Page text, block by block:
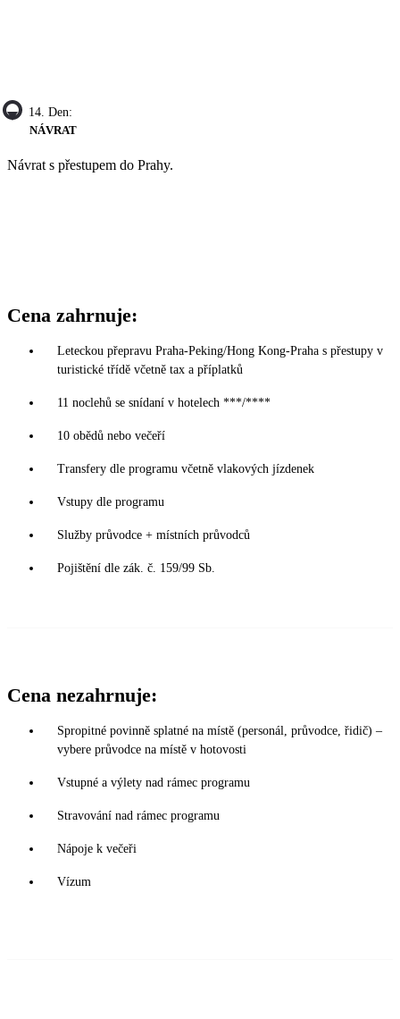
14. Den:
NÁVRAT
Návrat s přestupem do Prahy.
Cena zahrnuje:
Leteckou přepravu Praha-Peking/Hong Kong-Praha s přestupy v
turistické třídě včetně tax a příplatků
11 noclehů se snídaní v hotelech ***/****
10 obědů nebo večeří
Transfery dle programu včetně vlakových jízdenek
Vstupy dle programu
Služby průvodce + místních průvodců
Pojištění dle zák. č. 159/99 Sb.
Cena nezahrnuje:
Spropitné povinně splatné na místě (personál, průvodce, řidič) –
vybere průvodce na místě v hotovosti
Vstupné a výlety nad rámec programu
Stravování nad rámec programu
Nápoje k večeři
Vízum